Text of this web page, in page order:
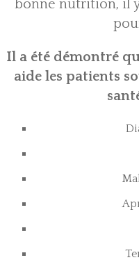
bonne nutrition, il
Il a été démontré
aide les patients